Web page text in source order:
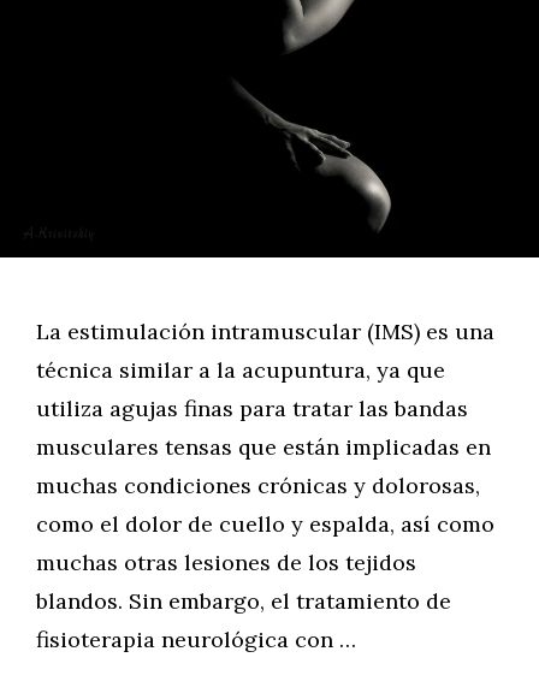
La estimulación intramuscular (IMS) es una
técnica similar a la acupuntura, ya que
utiliza agujas finas para tratar las bandas
musculares tensas que están implicadas en
muchas condiciones crónicas y dolorosas,
como el dolor de cuello y espalda, así como
muchas otras lesiones de los tejidos
blandos. Sin embargo, el tratamiento de
fisioterapia neurológica con …